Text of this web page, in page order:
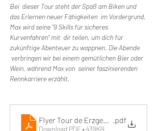
Bei  dieser Tour steht der Spaß am Biken und
das Erlernen neuer Fähigkeiten  im Vordergrund.
Max wird seine "9 Skills für sicheres
Kurvenfahren" mit  dir teilen, um dich für
zukünftige Abenteuer zu wappnen. Die Abende
verbringen wir bei einem gemütlichen Bier oder
Wein, während Max von  seiner faszinierenden
Rennkarriere erzählt.
Flyer Tour de Erzgebirge 25.-27.4.26
.pdf
Download PDF • 439KB